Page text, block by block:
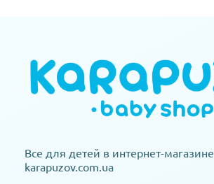
Все для детей в интернет-магазине
karapuzov.com.ua